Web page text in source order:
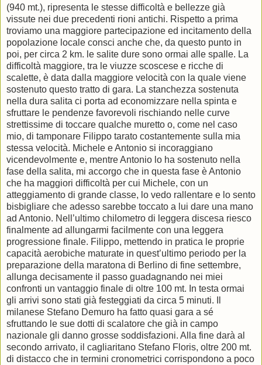
(940 mt.), ripresenta le stesse difficoltà e bellezze già
vissute nei due precedenti rioni antichi. Rispetto a prima
troviamo una maggiore partecipazione ed incitamento della
popolazione locale consci anche che, da questo punto in
poi, per circa 2 km. le salite dure sono ormai alle spalle. La
difficoltà maggiore, tra le viuzze scoscese e ricche di
scalette, è data dalla maggiore velocità con la quale viene
sostenuto questo tratto di gara. La stanchezza sostenuta
nella dura salita ci porta ad economizzare nella spinta e
sfruttare le pendenze favorevoli rischiando nelle curve
strettissime di toccare qualche muretto o, come nel caso
mio, di tamponare Filippo tarato costantemente sulla mia
stessa velocità. Michele e Antonio si incoraggiano
vicendevolmente e, mentre Antonio lo ha sostenuto nella
fase della salita, mi accorgo che in questa fase è Antonio
che ha maggiori difficoltà per cui Michele, con un
atteggiamento di grande classe, lo vedo rallentare e lo sento
bisbigliare che adesso sarebbe toccato a lui dare una mano
ad Antonio. Nell’ultimo chilometro di leggera discesa riesco
finalmente ad allungarmi facilmente con una leggera
progressione finale. Filippo, mettendo in pratica le proprie
capacità aerobiche maturate in quest’ultimo periodo per la
preparazione della maratona di Berlino di fine settembre,
allunga decisamente il passo guadagnando nei miei
confronti un vantaggio finale di oltre 100 mt. In testa ormai
gli arrivi sono stati già festeggiati da circa 5 minuti. Il
milanese Stefano Demuro ha fatto quasi gara a sé
sfruttando le sue dotti di scalatore che già in campo
nazionale gli danno grosse soddisfazioni. Alla fine darà al
secondo arrivato, il cagliaritano Stefano Floris, oltre 200 mt.
di distacco che in termini cronometrici corrispondono a poco